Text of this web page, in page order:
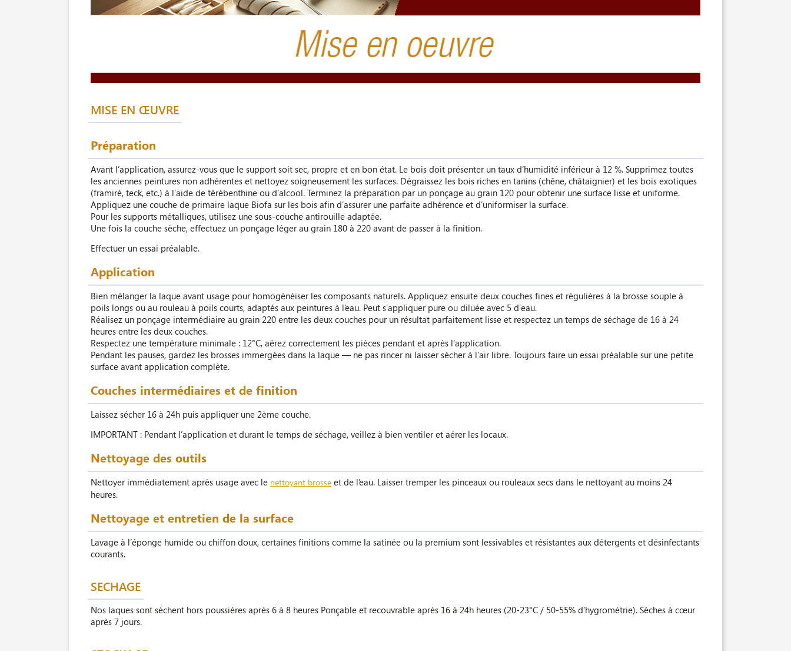
MISE EN ŒUVRE
Préparation
Avant l’application, assurez-vous que le support soit sec, propre et en bon état. Le bois doit présenter un taux d’humidité inférieur à 12 %. Supprimez toutes
les anciennes peintures non adhérentes et nettoyez soigneusement les surfaces. Dégraissez les bois riches en tanins (chêne, châtaignier) et les bois exotiques
(framiré, teck, etc.) à l’aide de térébenthine ou d’alcool. Terminez la préparation par un ponçage au grain 120 pour obtenir une surface lisse et uniforme.
Appliquez une couche de primaire laque Biofa sur les bois afin d’assurer une parfaite adhérence et d’uniformiser la surface.
Pour les supports métalliques, utilisez une sous-couche antirouille adaptée.
Une fois la couche sèche, effectuez un ponçage léger au grain 180 à 220 avant de passer à la finition.
Effectuer un essai préalable.
Application
Bien mélanger la laque avant usage pour homogénéiser les composants naturels. Appliquez ensuite deux couches fines et régulières à la brosse souple à
poils longs ou au rouleau à poils courts, adaptés aux peintures à l’eau. Peut s'appliquer pure ou diluée avec 5 d'eau.
Réalisez un ponçage intermédiaire au grain 220 entre les deux couches pour un résultat parfaitement lisse et respectez un temps de séchage de 16 à 24
heures entre les deux couches.
Respectez une température minimale : 12°C, aérez correctement les pièces pendant et après l’application.
Pendant les pauses, gardez les brosses immergées dans la laque — ne pas rincer ni laisser sécher à l’air libre. Toujours faire un essai préalable sur une petite
surface avant application complète.
Couches intermédiaires et de finition
Laissez sécher 16 à 24h puis appliquer une 2ème couche.
IMPORTANT : Pendant l’application et durant le temps de séchage, veillez à bien ventiler et aérer les locaux.
Nettoyage des outils
Nettoyer immédiatement après usage avec le nettoyant brosse et de l’eau. Laisser tremper les pinceaux ou rouleaux secs dans le nettoyant au moins 24
heures.
Nettoyage et entretien de la surface
Lavage à l’éponge humide ou chiffon doux, certaines finitions comme la satinée ou la premium sont lessivables et résistantes aux détergents et désinfectants
courants.
SECHAGE
Nos laques sont sèchent hors poussières après 6 à 8 heures Ponçable et recouvrable après 16 à 24h heures (20-23°C / 50-55% d’hygrométrie). Sèches à cœur
après 7 jours.